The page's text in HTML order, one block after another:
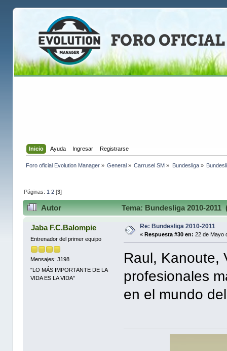
Inicio Ayuda Ingresar Registrarse
Foro oficial Evolution Manager» General » Carrusel SM » Bundesliga»
Páginas: 1 2[3]
Autor Tema: Bundesliga 2010-2011
Jaba F.C.Balompie
Entrenador del primer equipo
Mensajes: 3198
"LO MÁS IMPORTANTE DE LA
VIDA ES LA VIDA"
Re: Bundesliga 2010-2011
«Respuesta #30 en: 22 de Mayo
Raul, Kanoute,
profesionales
en el mundo